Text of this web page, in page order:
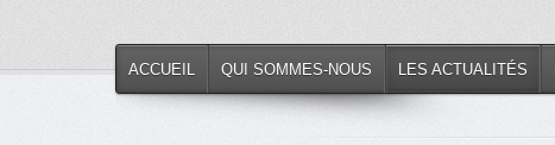
ACCUEIL QUI SOMMES-NOUS LES ACTUALITÉS